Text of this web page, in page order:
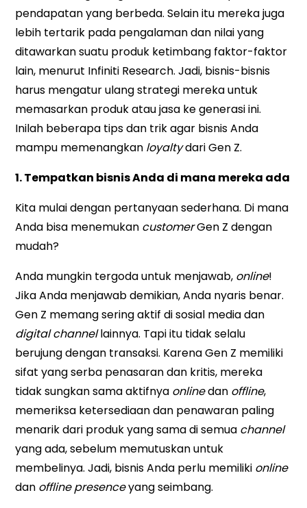
pendapatan yang berbeda. Selain itu mereka juga
lebih tertarik pada pengalaman dan nilai yang
ditawarkan suatu produk ketimbang faktor-faktor
lain, menurut Infiniti Research. Jadi, bisnis-bisnis
harus mengatur ulang strategi mereka untuk
memasarkan produk atau jasa ke generasi ini.
Inilah beberapa tips dan trik agar bisnis Anda
mampu memenangkan loyaltydari Gen Z.
1. Tempatkan bisnis Anda di mana mereka ada
Kita mulai dengan pertanyaan sederhana. Di mana
Anda bisa menemukan customerGen Z dengan
mudah?
Anda mungkin tergoda untuk menjawab, online!
Jika Anda menjawab demikian, Anda nyaris benar.
Gen Z memang sering aktif di sosial media dan
digital channellainnya. Tapi itu tidak selalu
berujung dengan transaksi. Karena Gen Z memiliki
sifat yang serba penasaran dan kritis, mereka
tidak sungkan sama aktifnya onlinedan offline,
memeriksa ketersediaan dan penawaran paling
menarik dari produk yang sama di semua channel
yang ada, sebelum memutuskan untuk
membelinya. Jadi, bisnis Anda perlu memiliki online
dan offline presenceyang seimbang.